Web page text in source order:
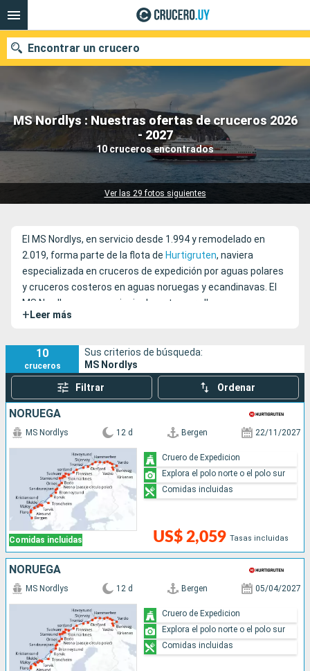
MS Nordlys : Nuestras ofertas de cruceros 2026
- 2027
10 cruceros encontrados
Ver las 29 fotos siguientes
Encontrar un crucero
Nuestros destinos
Fecha de salida
El MS Nordlys, en servicio desde 1.994 y remodelado en
2.019, forma parte de la flota de Hurtigruten, naviera
especializada en cruceros de expedición por aguas polares
y cruceros costeros en aguas noruegas y ecandinavas. El
MS Nordlys navega, principalmente, para llevar a sus
pasajeros a descubrir los fiordos, Cabo Norte y la
+ Leer más
10
cruceros
Sus criterios de búsqueda:
MS Nordlys
Filtrar Ordenar
NORUEGA
Comidas incluidas
MS Nordlys 12 d Bergen 22/11/2027
US$ 2,059 Tasas incluidas
Cruero de Expedicion
Explora el polo norte o el polo sur
Comidas incluidas
NORUEGA
MS Nordlys 12 d Bergen 05/04/2027
Cruero de Expedicion
Explora el polo norte o el polo sur
Comidas incluidas